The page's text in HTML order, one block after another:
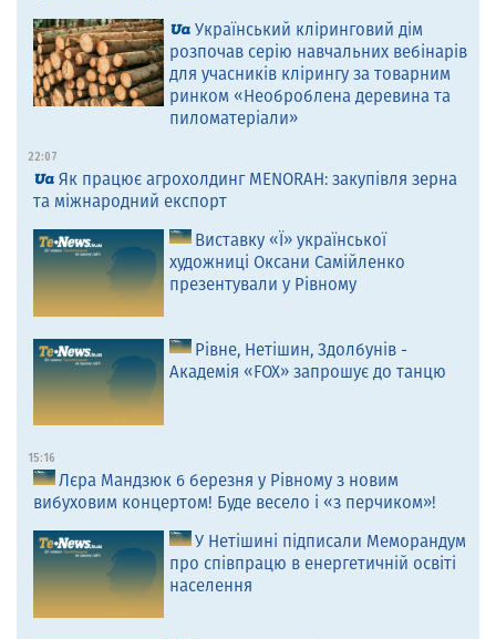
Український кліринговий дім
розпочав серію навчальних вебінарів
для учасників клірингу за товарним
ринком «Необроблена деревина та
пиломатеріали»
22:07
Як працює агрохолдинг MENORAH: закупівля зерна
та міжнародний експорт
Виставку «Ї» української
художниці Оксани Самійленко
презентували у Рівному
Рівне, Нетішин, Здолбунів -
Академія «FOX» запрошує до танцю
15:16
Лєра Мандзюк 6 березня у Рівному з новим
вибуховим концертом! Буде весело і «з перчиком»!
У Нетішині підписали Меморандум
про співпрацю в енергетичній освіті
населення